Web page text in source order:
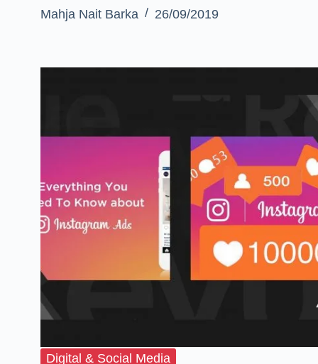
Mahja Nait Barka 26/09/2019
Digital & Social Media